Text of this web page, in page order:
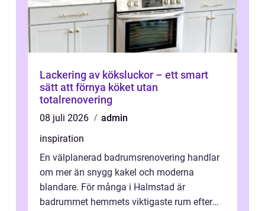
Lackering av köksluckor – ett smart
sätt att förnya köket utan
totalrenovering
08 juli 2026
admin
inspiration
En välplanerad badrumsrenovering handlar
om mer än snygg kakel och moderna
blandare. För många i Halmstad är
badrummet hemmets viktigaste rum efter